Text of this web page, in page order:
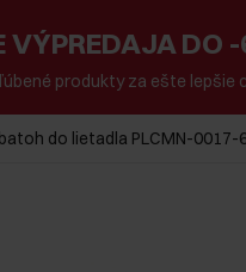
VÝPREDAJA DO
produkty za ešte lepšie
do lietadla PLCMN-0017-